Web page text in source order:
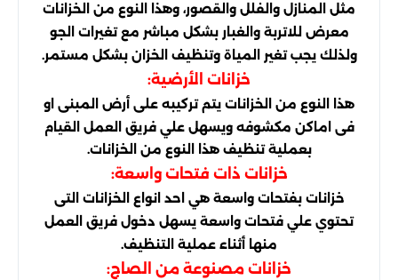
مثل المنازل والفلل والقصور، وهذا النوع من الخزانات
معرض للاتربة والغبار بشكل مباشر مع تغيرات الجو
ولذلك يجب تغير المياة وتنظيف الخزان بشكل مستمر.
خزانات الأرضية:
هذا النوع من الخزانات يتم تركيبه على أرض المبنى او
فى اماكن مكشوفه ويسهل علي فريق العمل القيام
بعملية تنظيف هذا النوع من الخزانات.
خزانات ذات فتحات واسعة:
خزانات بفتحات واسعة هي احد انواع الخزانات التى
تحتوي علي فتحات واسعة يسهل دخول فريق العمل
منها أثناء عملية التنظيف.
خزانات مصنوعة من الصاج: